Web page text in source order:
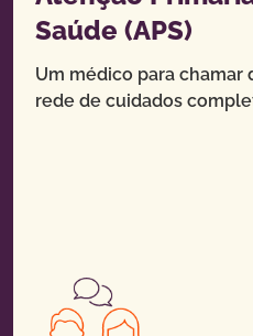
Saúde (APS)
Um médico para chamar
rede de cuidados